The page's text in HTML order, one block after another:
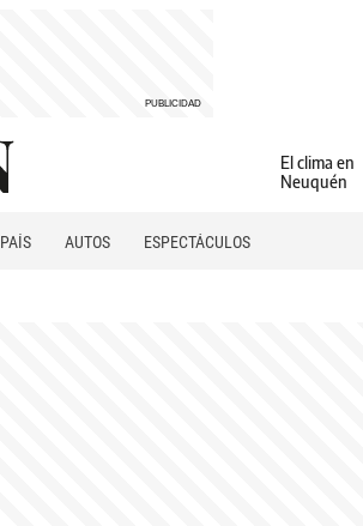
El clima en
Neuquén
PAÍS AUTOS
ESPECTÁCULOS